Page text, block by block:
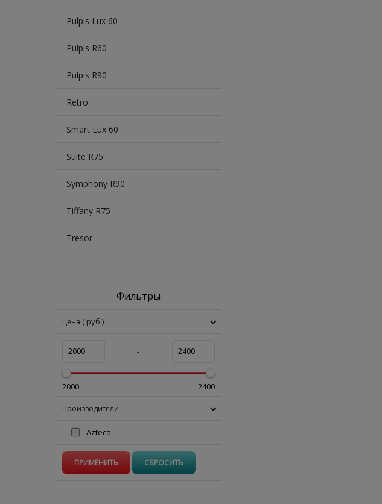
Pulpis Lux 60
Pulpis R60
Pulpis R90
Retro
Smart Lux 60
Suite R75
Symphony R90
Tiffany R75
Tresor
Фильтры
Цена ( руб.)
-
2000 2400
Производители
Azteca